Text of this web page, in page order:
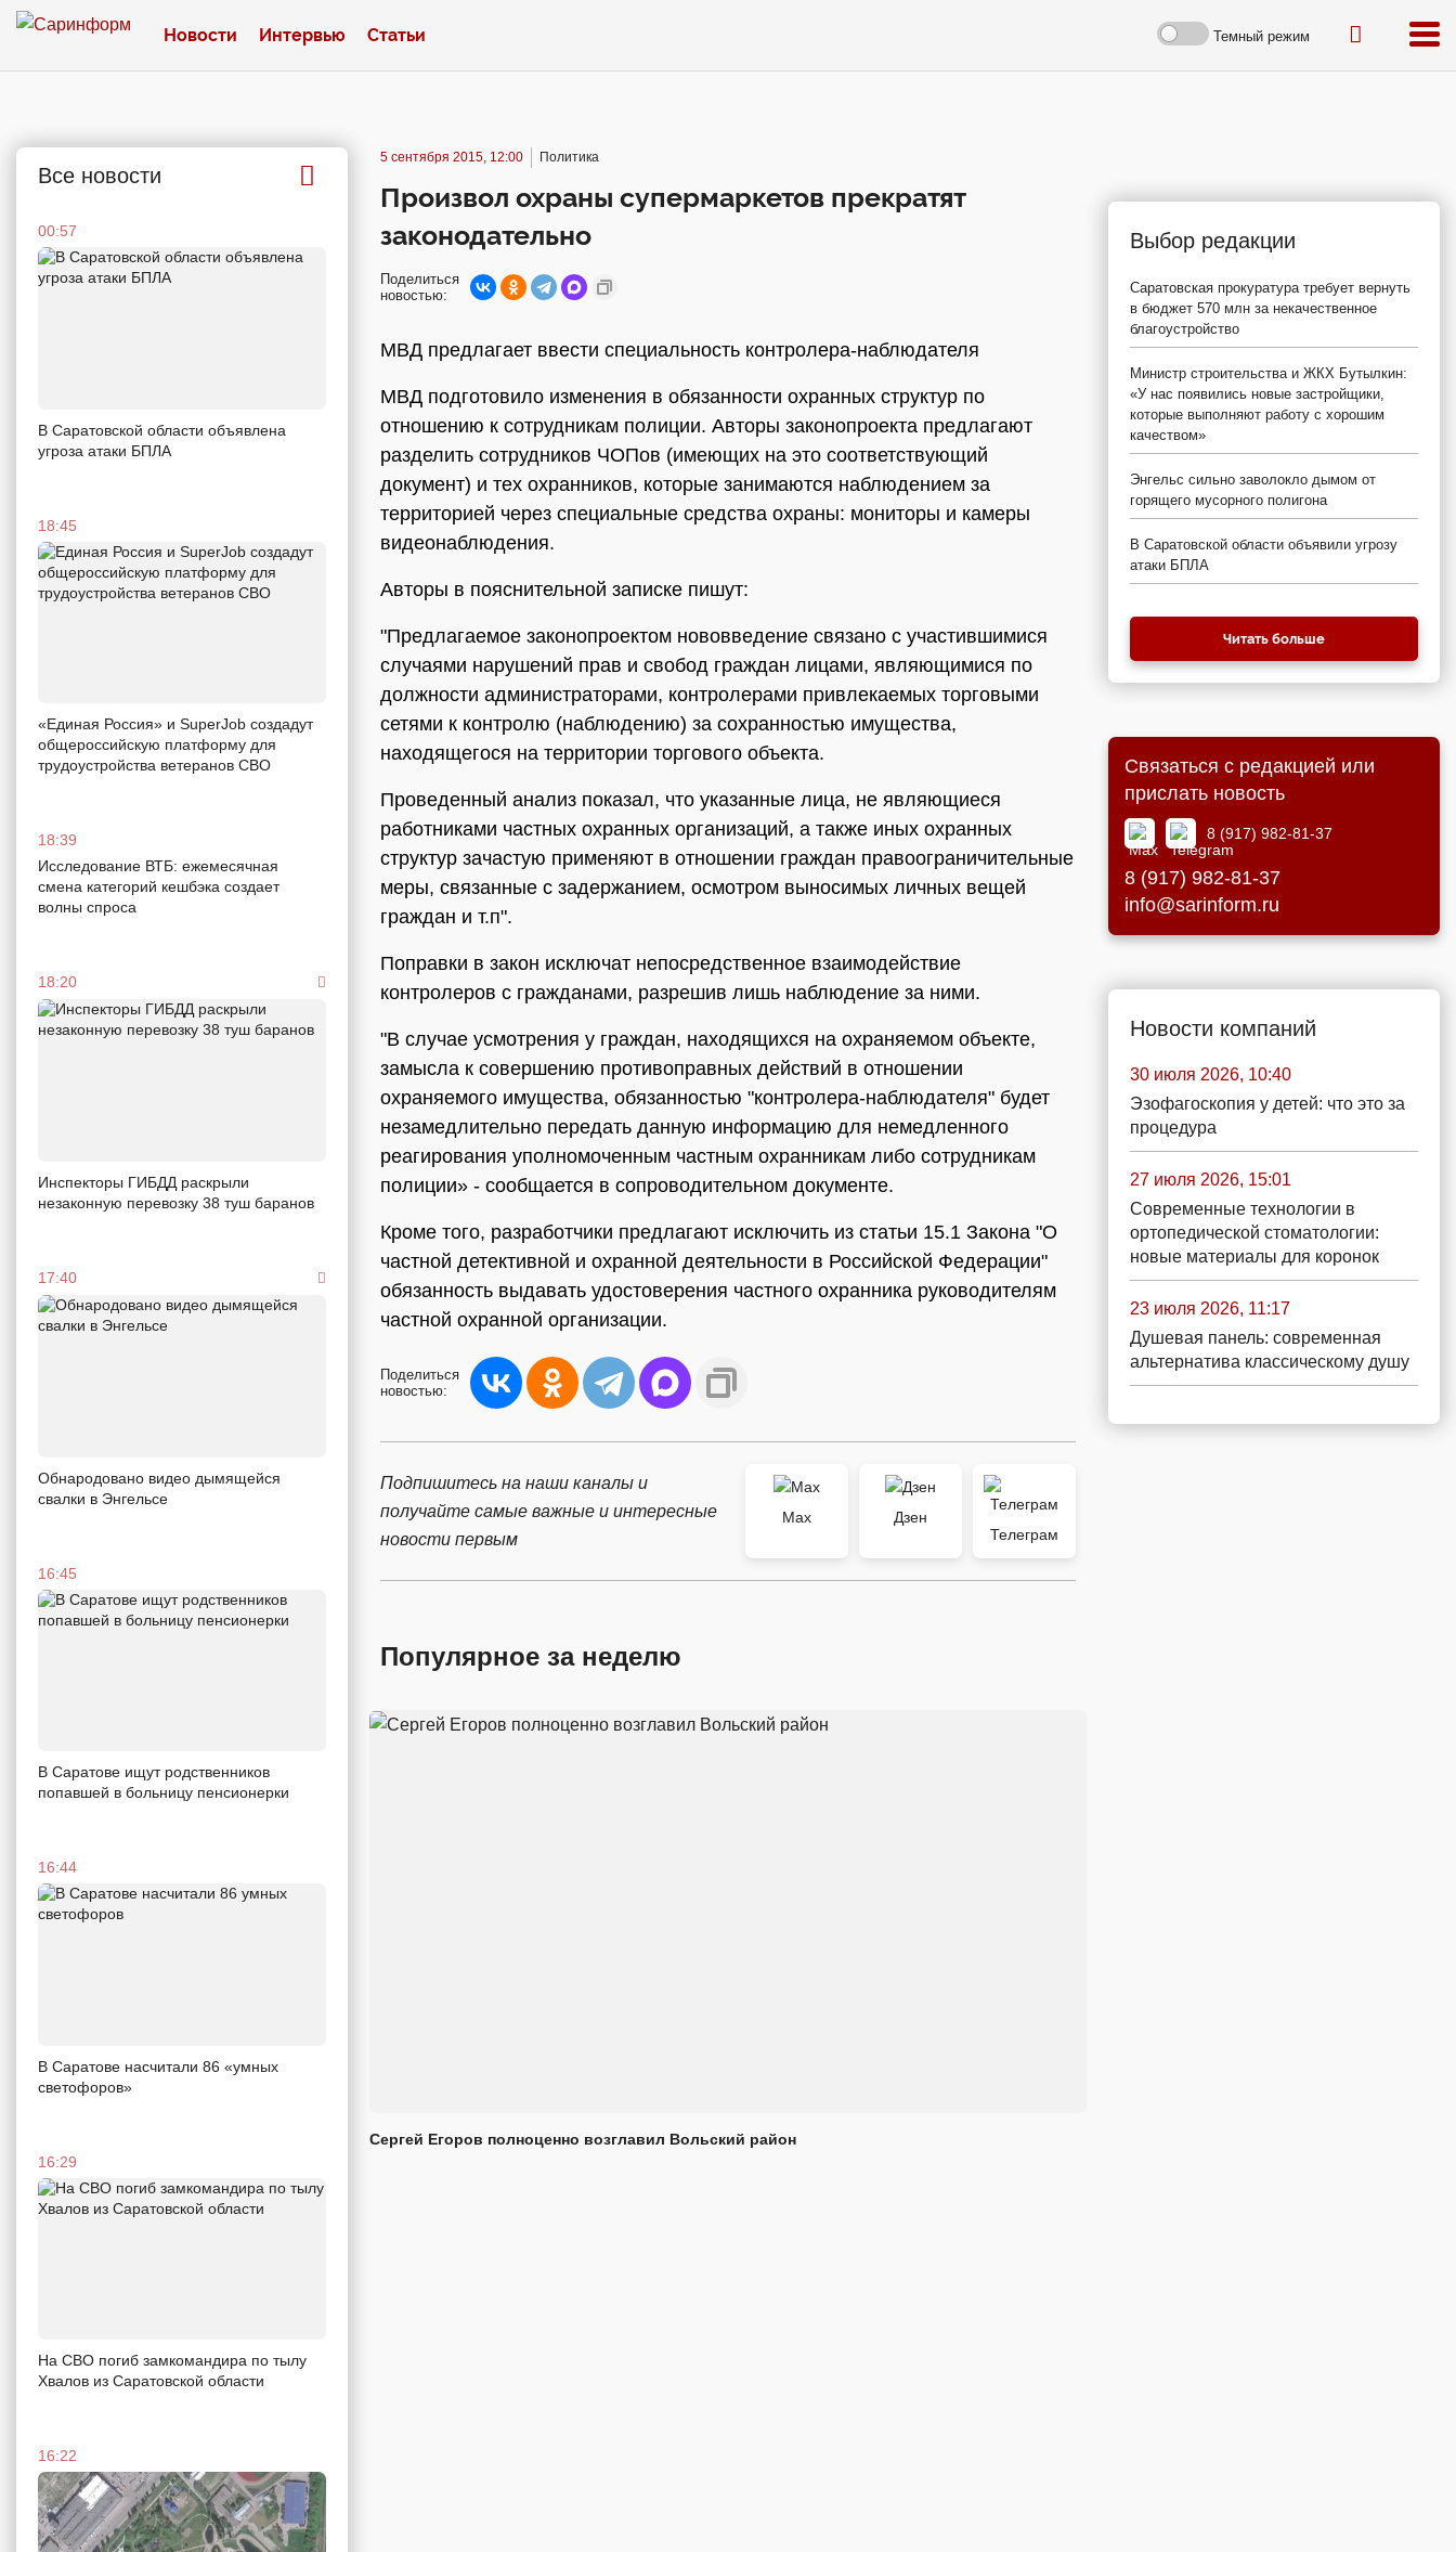
Новости Интервью Статьи Темный режим
Все новости
00:57
В Саратовской области объявлена
угроза атаки БПЛА
18:45
«Единая Россия» и SuperJob создадут
общероссийскую платформу для
трудоустройства ветеранов СВО
18:39
Исследование ВТБ: ежемесячная
смена категорий кешбэка создает
волны спроса
18:20
Инспекторы ГИБДД раскрыли
незаконную перевозку 38 туш баранов
17:40
Обнародовано видео дымящейся
свалки в Энгельсе
16:45
В Саратове ищут родственников
попавшей в больницу пенсионерки
16:44
В Саратове насчитали 86 «умных
светофоров»
16:29
На СВО погиб замкомандира по тылу
Хвалов из Саратовской области
16:22
5 сентября 2015, 12:00 Политика
Произвол охраны супермаркетов прекратят
законодательно
Поделиться
новостью:
МВД предлагает ввести специальность контролера-наблюдателя
МВД подготовило изменения в обязанности охранных структур по
отношению к сотрудникам полиции. Авторы законопроекта предлагают
разделить сотрудников ЧОПов (имеющих на это соответствующий
документ) и тех охранников, которые занимаются наблюдением за
территорией через специальные средства охраны: мониторы и камеры
видеонаблюдения.
Авторы в пояснительной записке пишут:
"Предлагаемое законопроектом нововведение связано с участившимися
случаями нарушений прав и свобод граждан лицами, являющимися по
должности администраторами, контролерами привлекаемых торговыми
сетями к контролю (наблюдению) за сохранностью имущества,
находящегося на территории торгового объекта.
Проведенный анализ показал, что указанные лица, не являющиеся
работниками частных охранных организаций, а также иных охранных
структур зачастую применяют в отношении граждан правоограничительные
меры, связанные с задержанием, осмотром выносимых личных вещей
граждан и т.п".
Поправки в закон исключат непосредственное взаимодействие
контролеров с гражданами, разрешив лишь наблюдение за ними.
"В случае усмотрения у граждан, находящихся на охраняемом объекте,
замысла к совершению противоправных действий в отношении
охраняемого имущества, обязанностью "контролера-наблюдателя" будет
незамедлительно передать данную информацию для немедленного
реагирования уполномоченным частным охранникам либо сотрудникам
полиции» - сообщается в сопроводительном документе.
Кроме того, разработчики предлагают исключить из статьи 15.1 Закона "О
частной детективной и охранной деятельности в Российской Федерации"
обязанность выдавать удостоверения частного охранника руководителям
частной охранной организации.
Поделиться
новостью:
Подпишитесь на наши каналы и
получайте самые важные и интересные
новости первым
Max
Дзен
Телеграм
Популярное за неделю
Сергей Егоров полноценно возглавил Вольский район
Выбор редакции
Саратовская прокуратура требует вернуть
в бюджет 570 млн за некачественное
благоустройство
Министр строительства и ЖКХ Бутылкин:
«У нас появились новые застройщики,
которые выполняют работу с хорошим
качеством»
Энгельс сильно заволокло дымом от
горящего мусорного полигона
В Саратовской области объявили угрозу
атаки БПЛА
Читать больше
Связаться с редакцией или
прислать новость
8 (917) 982-81-37
8 (917) 982-81-37
info@sarinform.ru
Новости компаний
30 июля 2026, 10:40
Эзофагоскопия у детей: что это за
процедура
27 июля 2026, 15:01
Современные технологии в
ортопедической стоматологии:
новые материалы для коронок
23 июля 2026, 11:17
Душевая панель: современная
альтернатива классическому душу